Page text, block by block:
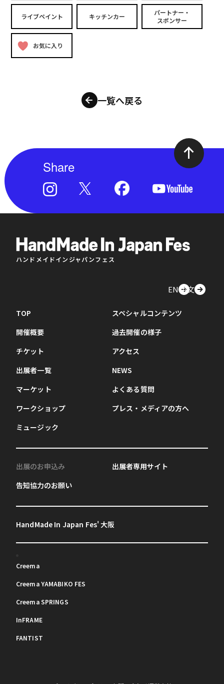
ライブペイント キッチンカー
パートナー・
スポンサー
お気に入り
一覧へ戻る
Share
ハンドメイドインジャパンフェス
EN中文
TOP
開催概要
チケット
出展者一覧
マーケット
ワークショップ
ミュージック
スペシャルコンテンツ
過去開催の様子
アクセス
NEWS
よくある質問
プレス・メディアの方へ
出展のお申込み
告知協力のお願い
出展者専用サイト
HandMade In Japan Fes' 大阪
Creema
Creema YAMABIKO FES
Creema SPRINGS
InFRAME
FANTIST